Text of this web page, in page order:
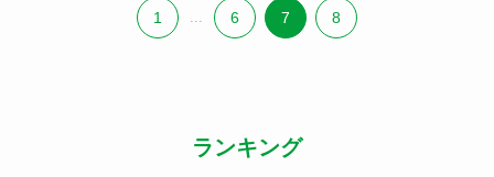
1 6 7 8
ランキング